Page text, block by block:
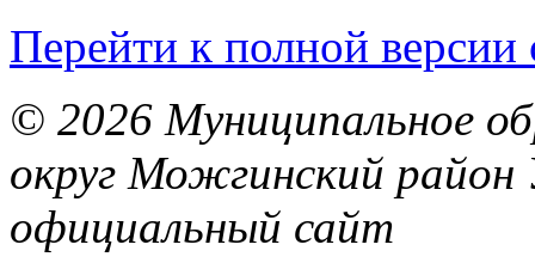
Перейти к полной версии
© 2026 Муниципальное
округ Можгинский район
официальный сайт